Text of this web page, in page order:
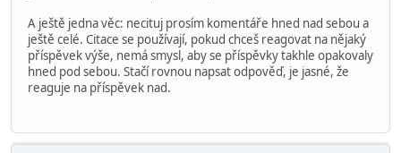
A ještě jedna věc: necituj prosím komentáře hned nad sebou a
ještě celé. Citace se používají, pokud chceš reagovat na nějaký
příspěvek výše, nemá smysl, aby se příspěvky takhle opakovaly
hned pod sebou. Stačí rovnou napsat odpověď, je jasné, že
reaguje na příspěvek nad.